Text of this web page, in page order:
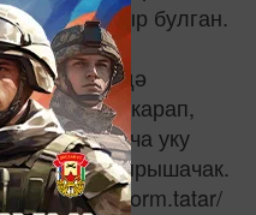
өчен дә авыр булган.
–
өлкәсендә
карап,
буенча уку
тырышачак.
tatar-inform.tatar/